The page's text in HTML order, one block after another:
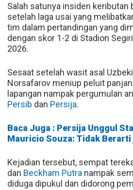
Salah satunya insiden keributan
setelah laga usai yang
tim dalam pertandingan yang
dengan skor 1-2 di Stadion
2026.
Sesaat setelah wasit asal
Norsafarov meniup peluit
lapangan nampak pergumulan
Persib dan Persija.
Baca Juga : Persija Unggul
Mauricio Souza: Tidak
Kejadian tersebut, sempat
dan Beckham Putra nampak
diduga dipukul dan didorong